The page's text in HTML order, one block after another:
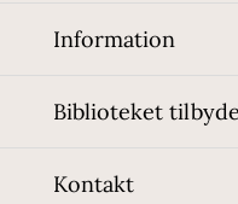
Information
Biblioteket
Kontakt